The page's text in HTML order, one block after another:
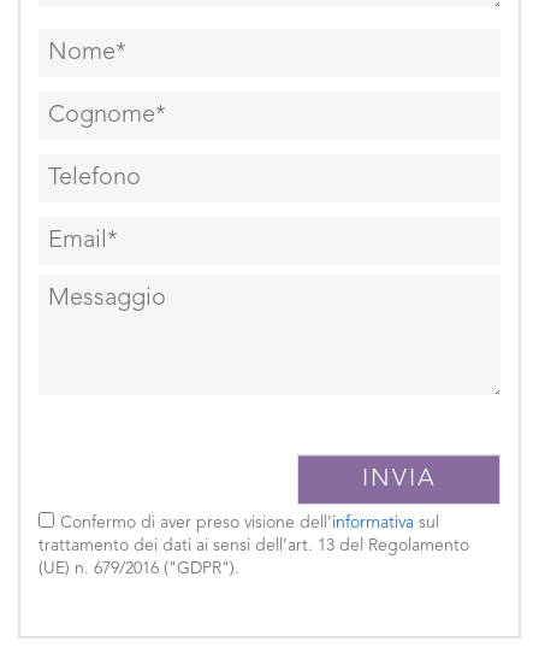
Confermo di aver preso visione dell'informativa sul
trattamento dei dati ai sensi dell’art. 13 del Regolamento
(UE) n. 679/2016 ("GDPR").